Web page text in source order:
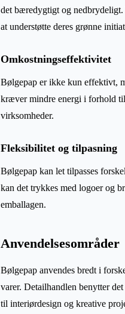
det bæredygtigt og
at understøtte deres grønne
Omkostningseffektivitet
Bølgepap er ikke kun effektivt,
kræver mindre energi i forhold
virksomheder.
Fleksibilitet og tilpasning
Bølgepap kan let tilpasses
kan det trykkes med logoer og
emballagen.
Anvendelsesområder
Bølgepap anvendes bredt i
varer. Detailhandlen benytter
til interiørdesign og kreative